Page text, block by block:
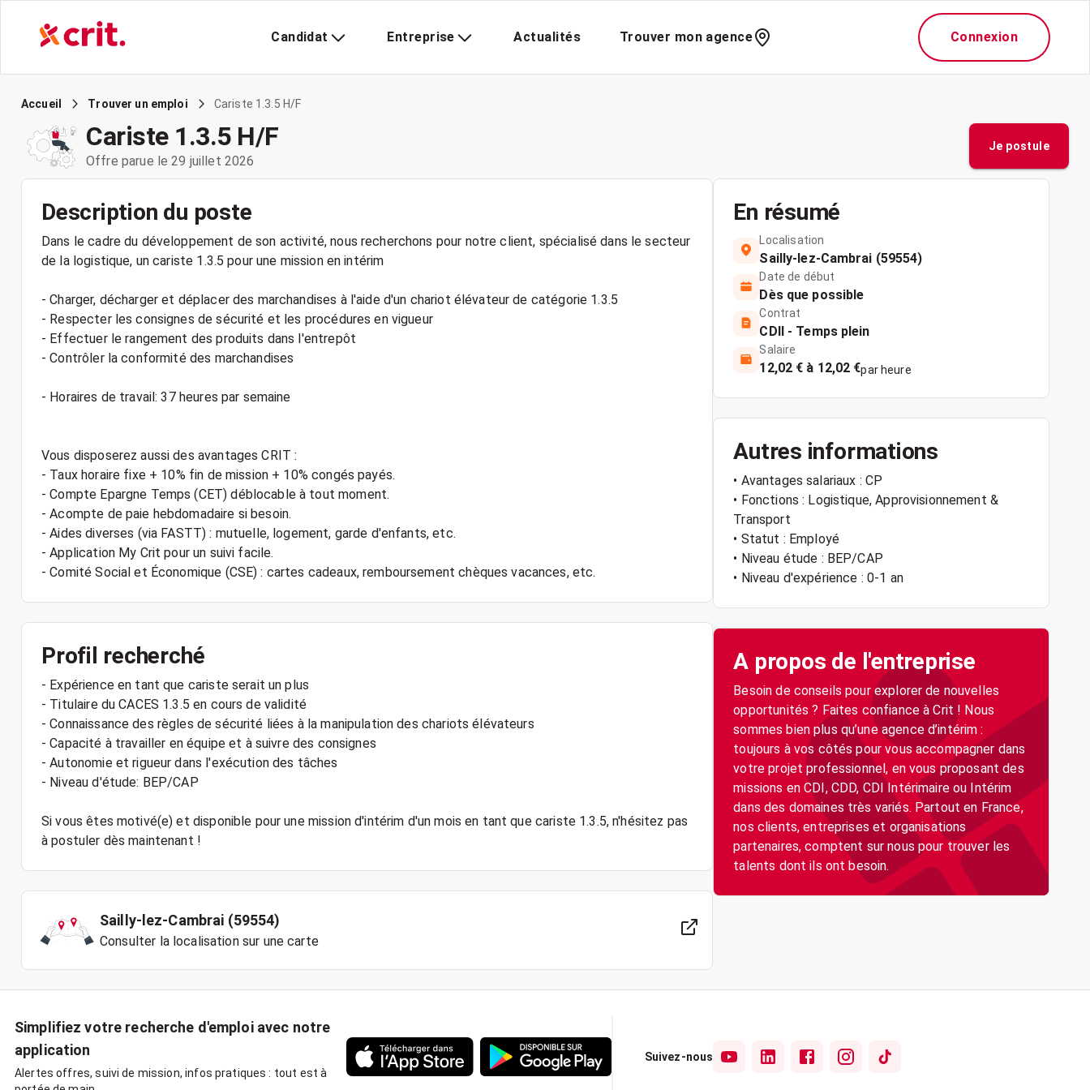
Candidat Entreprise Actualités Trouver mon agence Connexion
Accueil Trouver un emploi Cariste 1.3.5 H/F
Cariste 1.3.5 H/F
Offre parue le 29 juillet 2026
Je postule
Description du poste
Dans le cadre du développement de son activité, nous recherchons pour notre client, spécialisé dans le secteur
de la logistique, un cariste 1.3.5 pour une mission en intérim
- Charger, décharger et déplacer des marchandises à l'aide d'un chariot élévateur de catégorie 1.3.5
- Respecter les consignes de sécurité et les procédures en vigueur
- Effectuer le rangement des produits dans l'entrepôt
- Contrôler la conformité des marchandises
- Horaires de travail: 37 heures par semaine
Vous disposerez aussi des avantages CRIT :
- Taux horaire fixe + 10% fin de mission + 10% congés payés.
- Compte Epargne Temps (CET) déblocable à tout moment.
- Acompte de paie hebdomadaire si besoin.
- Aides diverses (via FASTT) : mutuelle, logement, garde d'enfants, etc.
- Application My Crit pour un suivi facile.
Profil recherché
- Expérience en tant que cariste serait un plus
- Titulaire du CACES 1.3.5 en cours de validité
- Connaissance des règles de sécurité liées à la manipulation des chariots élévateurs
- Capacité à travailler en équipe et à suivre des consignes
- Autonomie et rigueur dans l'exécution des tâches
- Niveau d'étude: BEP/CAP
Si vous êtes motivé(e) et disponible pour une mission d'intérim d'un mois en tant que cariste 1.3.5, n'hésitez pas
Sailly-lez-Cambrai (59554)
Consulter la localisation sur une carte
En résumé
Localisation
Sailly-lez-Cambrai (59554)
Date de début
Dès que possible
Contrat
CDII - Temps plein
Salaire
12,02 € à 12,02 €par heure
Autres informations
• Avantages salariaux : CP
• Fonctions : Logistique, Approvisionnement &
Transport
• Statut : Employé
• Niveau étude : BEP/CAP
• Niveau d'expérience : 0-1 an
A propos de l'entreprise
Besoin de conseils pour explorer de nouvelles
opportunités ? Faites confiance à Crit ! Nous
sommes bien plus qu’une agence d’intérim :
toujours à vos côtés pour vous accompagner dans
votre projet professionnel, en vous proposant des
missions en CDI, CDD, CDI Intérimaire ou Intérim
dans des domaines très variés. Partout en France,
nos clients, entreprises et organisations
partenaires, comptent sur nous pour trouver les
Simplifiez votre recherche d'emploi avec notre
application
Alertes offres, suivi de mission, infos pratiques : tout est à
Suivez-nous